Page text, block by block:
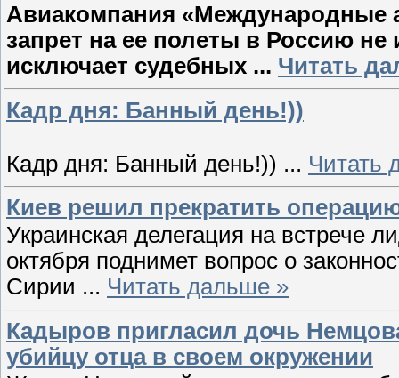
Авиакомпания «Международные
запрет на ее полеты в Россию
исключает судебных ... Читать
Кадр дня: Банный день!))
Кадр дня: Банный день!)) ... Читать
Киев решил прекратить
Украинская делегация на встрече
октября поднимет вопрос о
Сирии ... Читать дальше »
Кадыров пригласил дочь
убийцу отца в своем окружении